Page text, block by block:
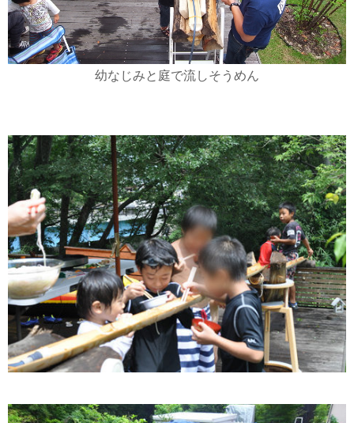
幼なじみと庭で流しそうめん